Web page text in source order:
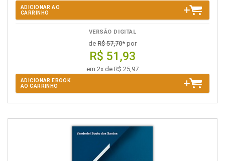
ADICIONAR AO
CARRINHO
VERSÃO DIGITAL
de R$ 57,70* por
R$ 51,93
em 2x de R$ 25,97
ADICIONAR EBOOK
AO CARRINHO